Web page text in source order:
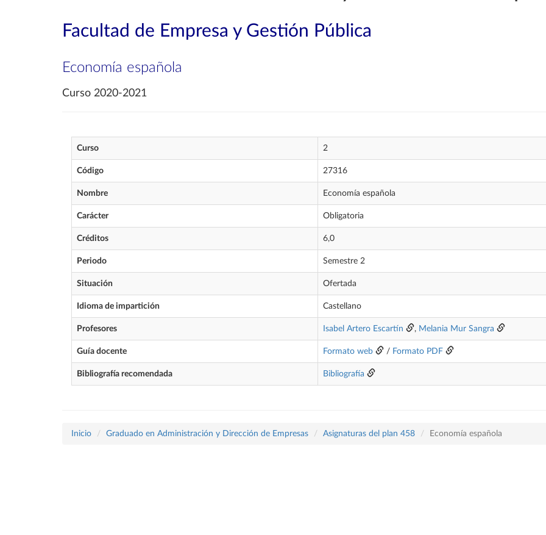
Facultad de Empresa y Gestión Pública
Economía española
Curso 2020-2021
Curso 2
Código 27316
Nombre Economía española
Carácter Obligatoria
Créditos 6,0
Periodo Semestre 2
Situación Ofertada
Idioma de impartición Castellano
Profesores Isabel Artero Escartín , Melania Mur Sangra
Guía docente Formato web / Formato PDF
Bibliografía recomendada Bibliografía
Inicio Graduado en Administración y Dirección de Empresas Asignaturas del plan 458 Economía española